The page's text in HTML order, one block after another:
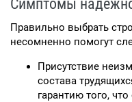
Симптомы
Правильно выбрать
несомненно помогут
Присутствие
состава
гарантию того,